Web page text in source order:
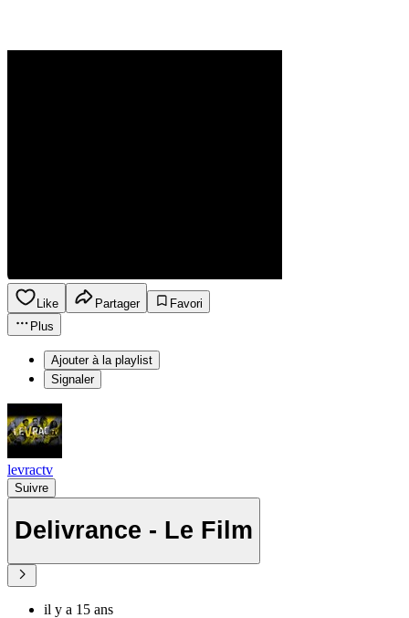
Like Partager
Favori
Plus
Ajouter à la playlist
Signaler
levractv
Suivre
Delivrance - Le Film
il y a 15 ans